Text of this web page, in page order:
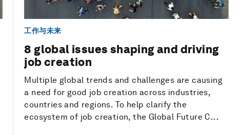
工作与未来
8 global issues shaping and driving
job creation
Multiple global trends and challenges are causing
a need for good job creation across industries,
countries and regions. To help clarify the
ecosystem of job creation, the Global Future C...